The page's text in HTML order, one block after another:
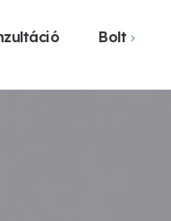
Bolt
Webshop